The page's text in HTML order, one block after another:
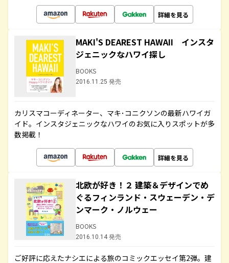
詳細を見る
MAKI'S DEAREST HAWAII インスタ
ジェニックなハワイ探し
BOOKS
2016.11.25 発売
カリスマコーディネーター、マキ･コニクソンの最新ハワイガ
イド。インスタジェニックなハワイのお気に入りスポットが多
数掲載！
詳細を見る
北欧が好き！２ 建築＆デザインでめ
ぐるフィンランド・スウェーデン・デ
ンマーク・ノルウェー
BOOKS
2016.10.14 発売
ご好評に応えたナシエによる旅のコミックエッセイ第2弾。建